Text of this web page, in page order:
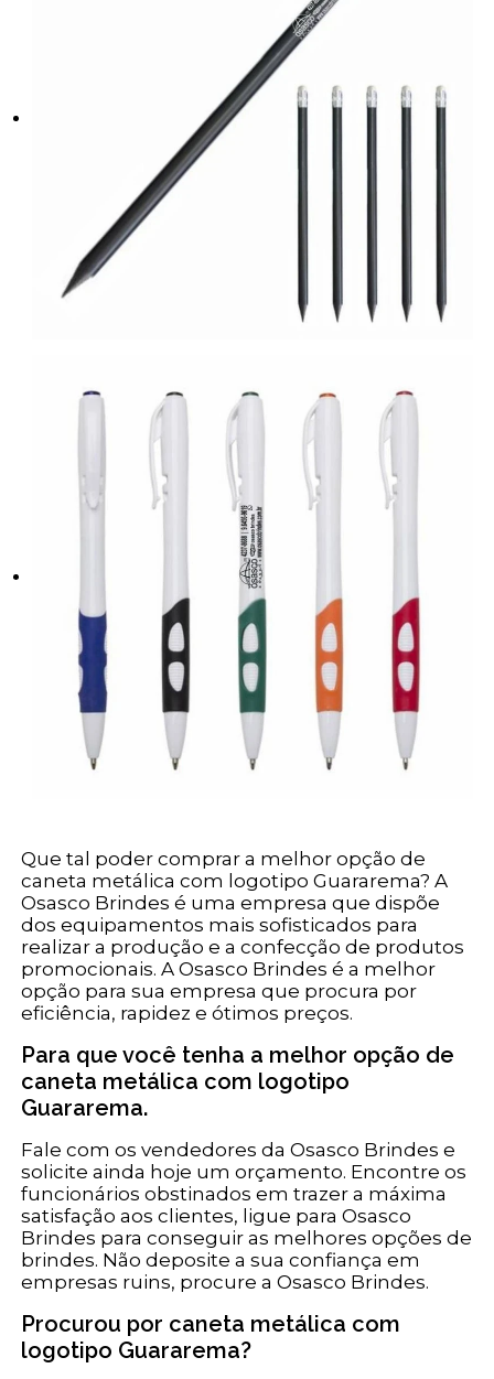
Que tal poder comprar a melhor opção de
caneta metálica com logotipo Guararema? A
Osasco Brindes é uma empresa que dispõe
dos equipamentos mais sofisticados para
realizar a produção e a confecção de produtos
promocionais. A Osasco Brindes é a melhor
opção para sua empresa que procura por
eficiência, rapidez e ótimos preços.
Para que você tenha a melhor opção de
caneta metálica com logotipo
Guararema.
Fale com os vendedores da Osasco Brindes e
solicite ainda hoje um orçamento. Encontre os
funcionários obstinados em trazer a máxima
satisfação aos clientes, ligue para Osasco
Brindes para conseguir as melhores opções de
brindes. Não deposite a sua confiança em
empresas ruins, procure a Osasco Brindes.
Procurou por caneta metálica com
logotipo Guararema?